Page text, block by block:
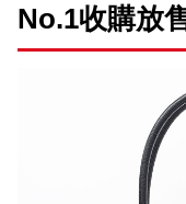
No.1收購放